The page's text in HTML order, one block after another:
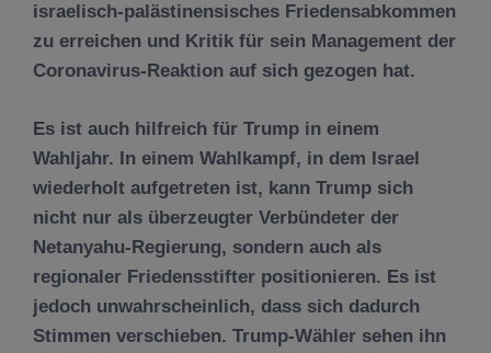
israelisch-palästinensisches Friedensabkommen
zu erreichen und Kritik für sein Management der
Coronavirus-Reaktion auf sich gezogen hat.
Es ist auch hilfreich für Trump in einem
Wahljahr. In einem Wahlkampf, in dem Israel
wiederholt aufgetreten ist, kann Trump sich
nicht nur als überzeugter Verbündeter der
Netanyahu-Regierung, sondern auch als
regionaler Friedensstifter positionieren. Es ist
jedoch unwahrscheinlich, dass sich dadurch
Stimmen verschieben. Trump-Wähler sehen ihn